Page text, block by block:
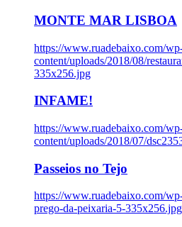
MONTE MAR LISBOA
https://www.ruadebaixo.com/
content/uploads/2018/08/
335x256.jpg
INFAME!
https://www.ruadebaixo.com/
content/uploads/2018/07/
Passeios no Tejo
https://www.ruadebaixo.com/
prego-da-peixaria-5-335x256.jpg